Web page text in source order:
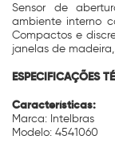
Sensor de
ambiente interno
Compactos e
janelas de
ESPECIFICAÇÕES
Características:
Marca: Intelbras
Modelo: 4541060